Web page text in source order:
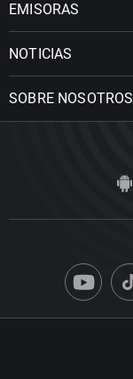
EMISORAS
NOTICIAS
SOBRE NOSOTROS